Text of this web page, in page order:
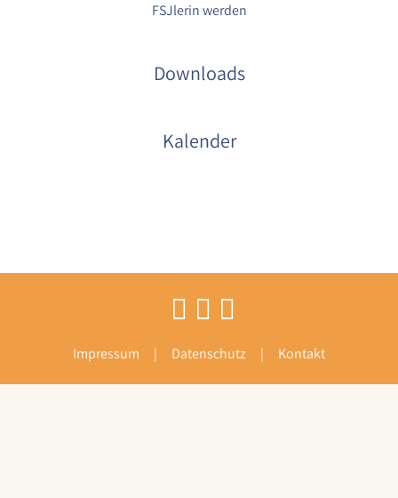
FSJlerin werden
Downloads
Kalender
Impressum Datenschutz Kontakt